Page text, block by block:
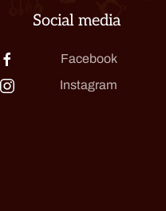
Social media
Facebook
Instagram